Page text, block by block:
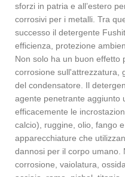
sforzi in patria e all’estero
corrosivi per i metalli. Tra
successo il detergente
efficienza, protezione
Non solo ha un buon effetto
corrosione sull'attrezzatura,
del condensatore. Il
agente penetrante aggiunto
efficacemente le
calcio), ruggine, olio, fango
apparecchiature che
dannosi per il corpo umano.
corrosione, vaiolatura,